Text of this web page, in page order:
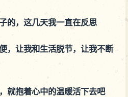
的，这几天我一直在反思
，让我和生活脱节，让我不断
就抱着心中的温暖活下去吧